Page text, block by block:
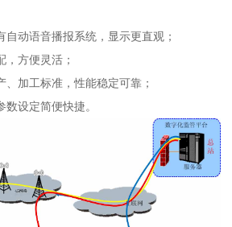
自动语音播报系统，显示更直观；
方便灵活；
加工标准，性能稳定可靠；
设定简便快捷。